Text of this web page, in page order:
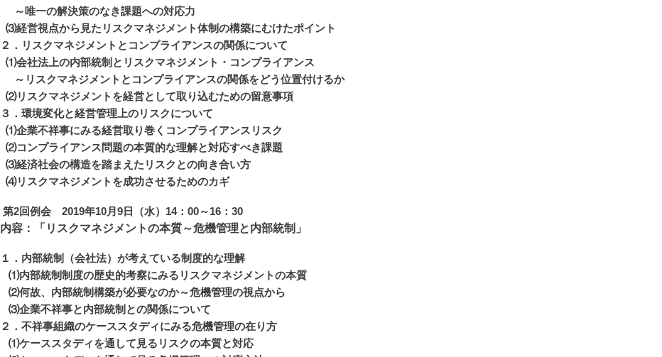
～唯一の解決策のなき課題への対応力
⑶経営視点から見たリスクマネジメント体制の構築にむけたポイント
２．リスクマネジメントとコンプライアンスの関係について
⑴会社法上の内部統制とリスクマネジメント・コンプライアンス
～リスクマネジメントとコンプライアンスの関係をどう位置付けるか
⑵リスクマネジメントを経営として取り込むための留意事項
３．環境変化と経営管理上のリスクについて
⑴企業不祥事にみる経営取り巻くコンプライアンスリスク
⑵コンプライアンス問題の本質的な理解と対応すべき課題
⑶経済社会の構造を踏まえたリスクとの向き合い方
⑷リスクマネジメントを成功させるためのカギ
第2回例会 2019年10月9日（水）14：00～16：30
内容：「リスクマネジメントの本質～危機管理と内部統制」
１．内部統制（会社法）が考えている制度的な理解
⑴内部統制制度の歴史的考察にみるリスクマネジメントの本質
⑵何故、内部統制構築が必要なのか～危機管理の視点から
⑶企業不祥事と内部統制との関係について
２．不祥事組織のケーススタディにみる危機管理の在り方
⑴ケーススタディを通して見るリスクの本質と対応